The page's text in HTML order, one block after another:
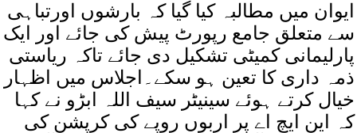
ایوان میں مطالبہ کیا گیا کہ بارشوں اورتباہی
سے متعلق جامع رپورٹ پیش کی جائے اور ایک
پارلیمانی کمیٹی تشکیل دی جائے تاکہ ریاستی
ذمہ داری کا تعین ہو سکے۔اجلاس میں اظہار
خیال کرتے ہوئے سینیٹر سیف اللہ ابڑو نے کہا
کہ این ایچ اے پر اربوں روپے کی کرپشن کی